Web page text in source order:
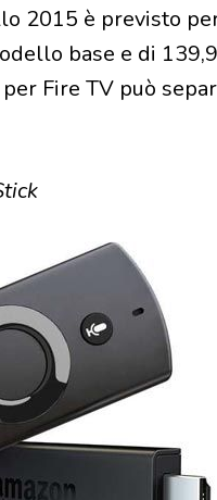
2015 è previsto
base e di
Fire TV può